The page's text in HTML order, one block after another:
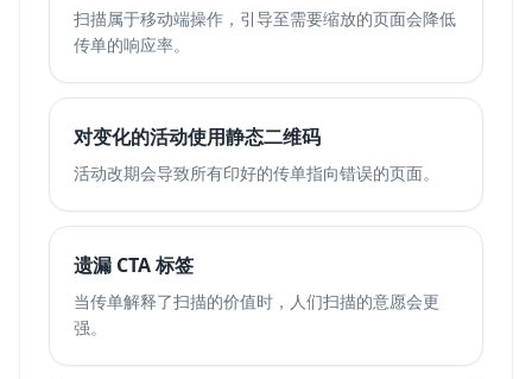
扫描属于移动端操作，引导至需要缩放的页面会降低
传单的响应率。
对变化的活动使用静态二维码
活动改期会导致所有印好的传单指向错误的页面。
遗漏 CTA 标签
当传单解释了扫描的价值时，人们扫描的意愿会更
强。